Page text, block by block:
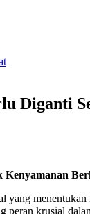
Diganti
yang
peran krusial